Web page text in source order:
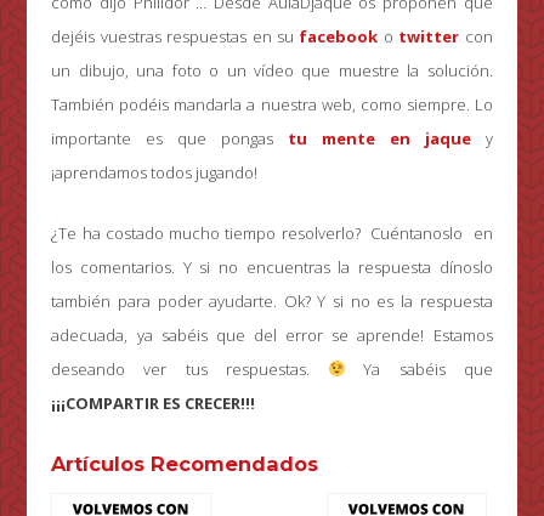
dejéis vuestras respuestas en su facebook o twitter con
un dibujo, una foto o un vídeo que muestre la solución.
También podéis mandarla a nuestra web, como siempre. Lo
importante es que pongas tu mente en jaquey
¡aprendamos todos jugando!
¿Te ha costado mucho tiempo resolverlo? Cuéntanoslo en
los comentarios. Y si no encuentras la respuesta dínoslo
también para poder ayudarte. Ok? Y si no es la respuesta
adecuada, ya sabéis que del error se aprende! Estamos
deseando ver tus respuestas.
Ya sabéis que
¡¡¡COMPARTIR ES CRECER!!!
Artículos Recomendados